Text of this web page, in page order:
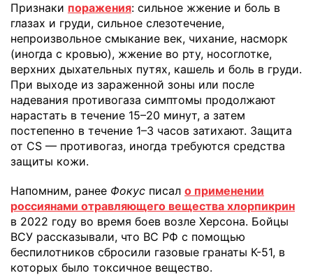
Признаки поражения: сильное жжение и боль в
глазах и груди, сильное слезотечение,
непроизвольное смыкание век, чихание, насморк
(иногда с кровью), жжение во рту, носоглотке,
верхних дыхательных путях, кашель и боль в груди.
При выходе из зараженной зоны или после
надевания противогаза симптомы продолжают
нарастать в течение 15–20 минут, а затем
постепенно в течение 1–3 часов затихают. Защита
от CS — противогаз, иногда требуются средства
защиты кожи.
Напомним, ранее Фокус писал о применении
россиянами отравляющего вещества хлорпикрин
в 2022 году во время боев возле Херсона. Бойцы
ВСУ рассказывали, что ВС РФ с помощью
беспилотников сбросили газовые гранаты К-51, в
которых было токсичное вещество.